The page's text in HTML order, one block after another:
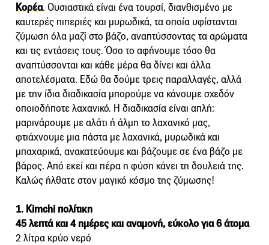
Κορέα. Ουσιαστικά είναι ένα τουρσί, διανθισμένο με
καυτερές πιπεριές και μυρωδικά, τα οποία υφίστανται
ζύμωση όλα μαζί στο βάζο, αναπτύσσοντας τα αρώματα
και τις εντάσεις τους. Όσο το αφήνουμε τόσο θα
αναπτύσσονται και κάθε μέρα θα δίνει και άλλα
αποτελέσματα. Εδώ θα δούμε τρεις παραλλαγές, αλλά
με την ίδια διαδικασία μπορούμε να κάνουμε σχεδόν
οποιοδήποτε λαχανικό. Η διαδικασία είναι απλή:
μαρινάρουμε με αλάτι ή άλμη το λαχανικό μας,
φτιάχνουμε μια πάστα με λαχανικά, μυρωδικά και
μπαχαρικά, ανακατεύουμε και βάζουμε σε ένα βάζο με
βάρος. Από εκεί και πέρα η φύση κάνει τη δουλειά της.
Καλώς ήλθατε στον μαγικό κόσμο της ζύμωσης!
1. Kimchi πολίτικη
45 λεπτά και 4 ημέρες και αναμονή, εύκολο για 6 άτομα
2 λίτρα κρύο νερό